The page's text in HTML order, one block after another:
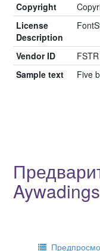
Copyright
License
Description
Vendor ID
FSTR
Sample text
Five
Aywadings